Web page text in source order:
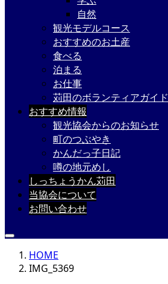
自然
観光モデルコース
おすすめのお土産
食べる
泊まる
お仕事
苅田のボランティアガイド
おすすめ情報
観光協会からのお知らせ
町のつぶやき
かんだっ子日記
噂の地元めし
しっちょうかん苅田
当協会について
お問い合わせ
HOME
IMG_5369